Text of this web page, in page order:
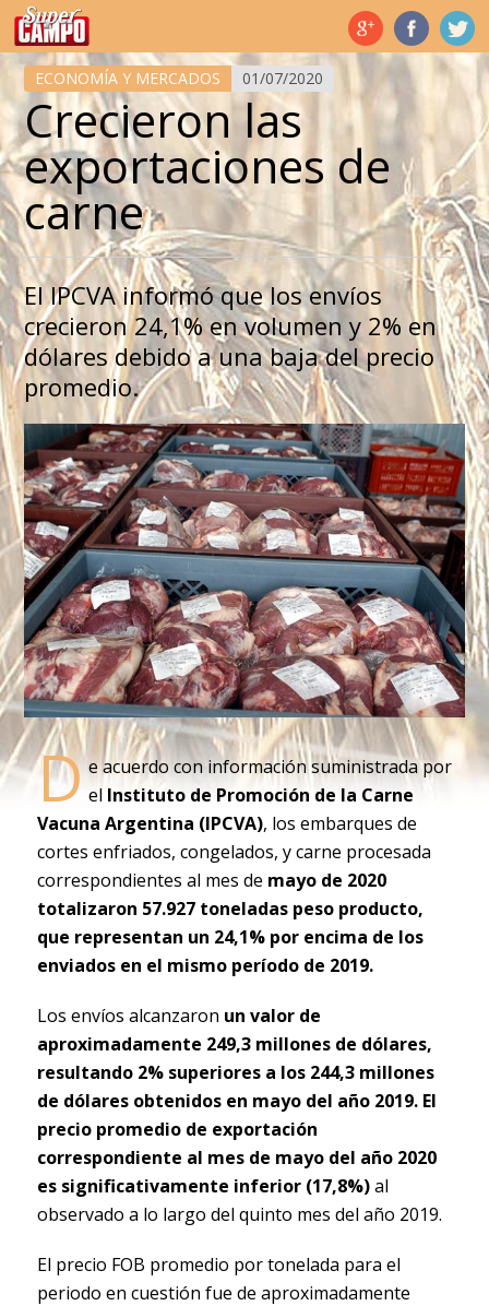
Temas de hoy
ECONOMÍA Y MERCADOS 01/07/2020
Crecieron las
exportaciones de
carne
El IPCVA informó que los envíos
crecieron 24,1% en volumen y 2% en
dólares debido a una baja del precio
promedio.
D e acuerdo con información suministrada por
el Instituto de Promoción de la Carne
Vacuna Argentina (IPCVA), los embarques de
cortes enfriados, congelados, y carne procesada
correspondientes al mes de mayo de 2020
totalizaron 57.927 toneladas peso producto,
que representan un 24,1% por encima de los
enviados en el mismo período de 2019.
Los envíos alcanzaron un valor de
aproximadamente 249,3 millones de dólares,
resultando 2% superiores a los 244,3 millones
de dólares obtenidos en mayo del año 2019. El
precio promedio de exportación
correspondiente al mes de mayo del año 2020
es significativamente inferior (17,8%)al
observado a lo largo del quinto mes del año 2019.
El precio FOB promedio por tonelada para el
periodo en cuestión fue de aproximadamente